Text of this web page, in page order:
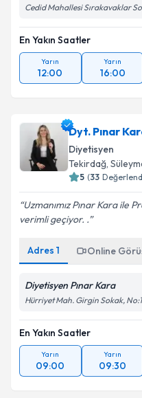
Cedid Mahallesi Sırakavaklar
En Yakın Saatler
Yarın
12:00
Yarın
16:00
Dyt. Pınar
Diyetisyen
Tekirdağ,
5 (33
Uzmanımız Pınar Kara ile
verimli geçiyor. .
Adres 1 Online
Diyetisyen Pınar Kara
Hürriyet Mah. Girgin Sokak,
En Yakın Saatler
Yarın
09:00
Yarın
09:30